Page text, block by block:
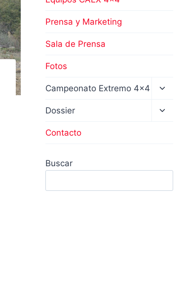
Prensa y Marketing
Sala de Prensa
Fotos
Campeonato Extremo 4×4
hijo
Dossier
Contacto
Buscar